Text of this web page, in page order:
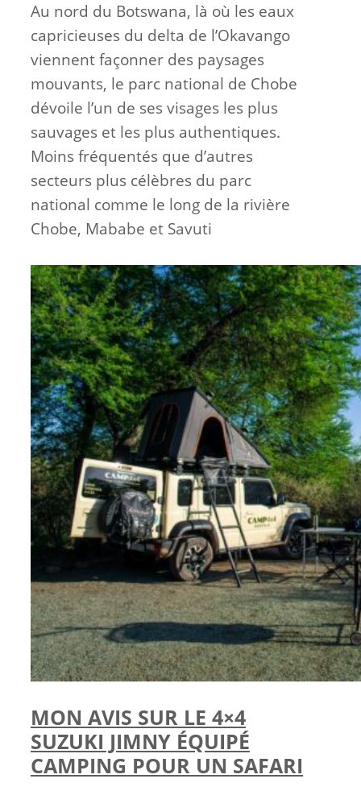
Au nord du Botswana, là où les eaux
capricieuses du delta de l’Okavango
viennent façonner des paysages
mouvants, le parc national de Chobe
dévoile l’un de ses visages les plus
sauvages et les plus authentiques.
Moins fréquentés que d’autres
secteurs plus célèbres du parc
national comme le long de la rivière
Chobe, Mababe et Savuti
MON AVIS SUR LE 4×4
SUZUKI JIMNY ÉQUIPÉ
CAMPING POUR UN SAFARI